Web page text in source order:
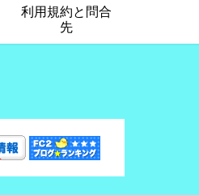
利用規約と問合
先